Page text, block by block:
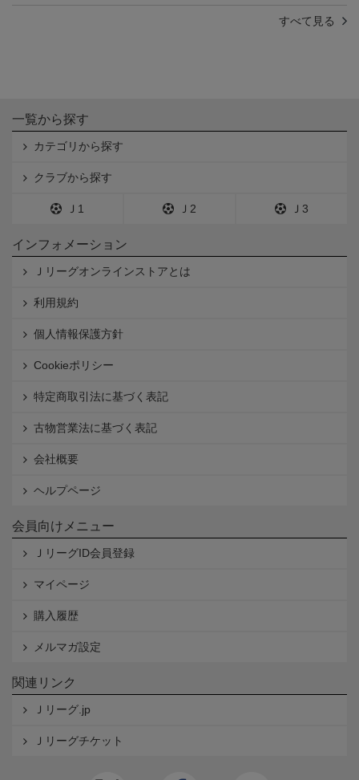
すべて見る
一覧から探す
カテゴリから探す
クラブから探す
Ｊ1 Ｊ2 Ｊ3
インフォメーション
Ｊリーグオンラインストアとは
利用規約
個人情報保護方針
Cookieポリシー
特定商取引法に基づく表記
古物営業法に基づく表記
会社概要
ヘルプページ
会員向けメニュー
ＪリーグID会員登録
マイページ
購入履歴
メルマガ設定
関連リンク
Ｊリーグ.jp
Ｊリーグチケット